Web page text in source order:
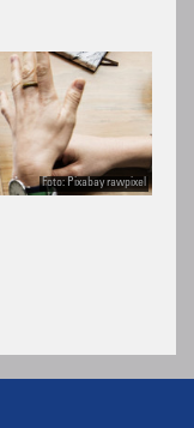
Foto: Pixabay rawpixel